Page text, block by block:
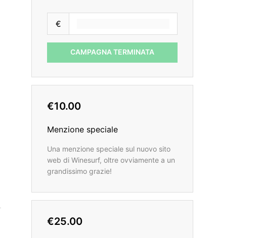
€
CAMPAGNA TERMINATA
€10.00
Menzione speciale
Una menzione speciale sul nuovo sito
web di Winesurf, oltre ovviamente a un
grandissimo grazie!
€25.00